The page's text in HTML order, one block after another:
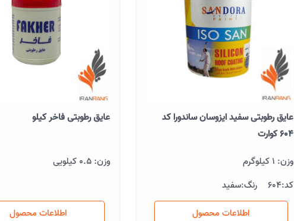
عایق رطوبتی سفید ایزوسان ساندورا کد
۶۰۴ کوارت
وزن: 1 کیلوگرم
کد:604 رنگ:سفید
اطلاعات محصول
عایق رطوبتی فاخر کیلو
وزن: 0.5 کیلویی
اطلاعات محصول